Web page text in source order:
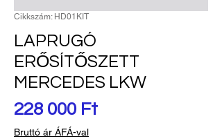
Cikkszám: HD01KIT
LAPRUGÓ
ERŐSÍTŐSZETT
MERCEDES LKW
228 000 FtÁr
Bruttó ár ÁFÁ-val